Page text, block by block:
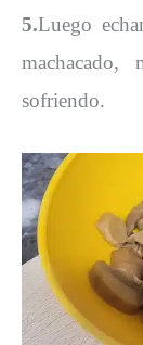
5.Luego
machacado,
sofriendo.